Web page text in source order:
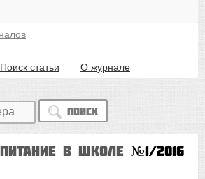
Поиск статьи О журнале
Поиск
в школе №1/2016